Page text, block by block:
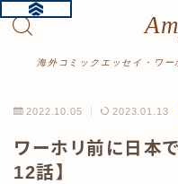
海外コミックエッセイ・ワ
MENU
ホーム
プロフィール
2022.10.05 2023.01.13
ワーホリ前に日本
12話】